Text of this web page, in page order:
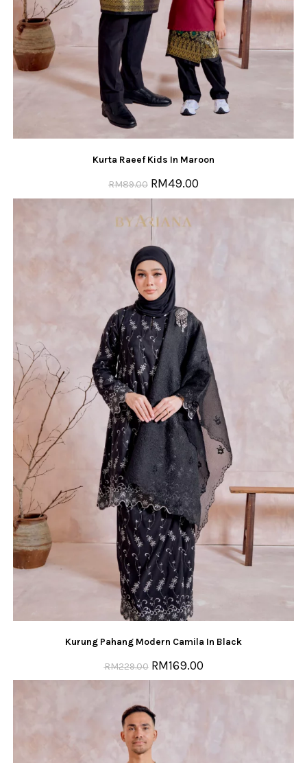
Kurta Raeef Kids In Maroon
RM89.00 RM49.00
Kurung Pahang Modern Camila In Black
RM229.00 RM169.00